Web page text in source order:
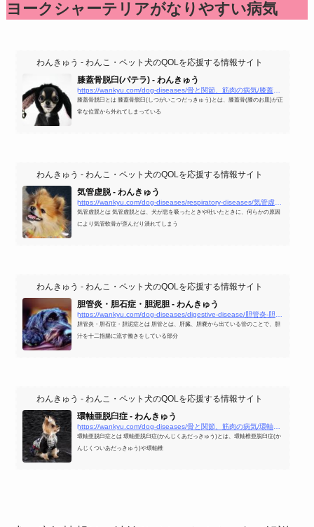
ヨークシャーテリアがなりやすい病気
わんきゅう - わんこ・ペット犬のQOLを応援する情報サイト
膝蓋骨脱臼(パテラ) - わんきゅう
https://wankyu.com/dog-diseases/骨と関節、筋肉の病気/膝蓋骨脱臼-パテラ/
膝蓋骨脱臼とは 膝蓋骨脱臼(しつがいこつだっきゅう)とは、膝蓋骨(膝のお皿)が正
常な位置から外れてしまっている
わんきゅう - わんこ・ペット犬のQOLを応援する情報サイト
気管虚脱 - わんきゅう
https://wankyu.com/dog-diseases/respiratory-diseases/気管虚脱/
気管虚脱とは 気管虚脱とは、犬が息を吸ったときや吐いたときに、何らかの原因
により気管軟骨が歪んだり潰れてしまう
わんきゅう - わんこ・ペット犬のQOLを応援する情報サイト
胆管炎・胆石症・胆泥胆 - わんきゅう
胆管炎・胆石症・胆泥症とは 胆管とは、肝臓、胆嚢から出ている管のことで、胆
汁を十二指腸に流す働きをしている部分
わんきゅう - わんこ・ペット犬のQOLを応援する情報サイト
環軸亜脱臼症 - わんきゅう
https://wankyu.com/dog-diseases/骨と関節、筋肉の病気/環軸亜脱臼症/
環軸亜脱臼症とは 環軸亜脱臼症(かんじくあだっきゅう)とは、環軸椎亜脱臼症(か
んじくついあだっきゅう)や環軸椎